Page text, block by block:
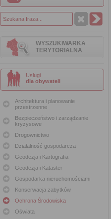
WYSZUKIWARKA
TERYTORIALNA
Usługi
dla obywateli
Architektura i planowanie
przestrzenne
Bezpieczeństwo i zarządzanie
kryzysowe
Drogownictwo
Działalność gospodarcza
Geodezja i Kartografia
Geodezja i Kataster
Gospodarka nieruchomościami
Konserwacja zabytków
Ochrona Środowiska
Oświata